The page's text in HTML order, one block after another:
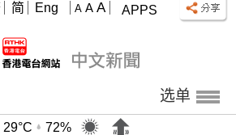
APPS
A A A
简 Eng
选单
29°C
72%